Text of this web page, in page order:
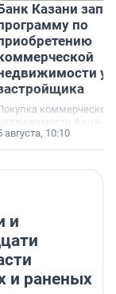
Казани
по
у
коммерческой
готовый арендный
августа, 10:10
и
и раненых